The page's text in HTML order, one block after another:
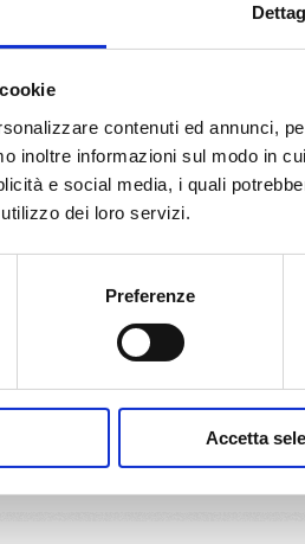
contenuti ed annunci,
inoltre informazioni sul modo in
e social media, i quali
dei loro servizi.
Preferenze
Accetta
MSC
09/2027
€ 1.187
30/09/2027
€ 1.087
daCagliari
€ 1.189
25/08/2026
€ 1.159